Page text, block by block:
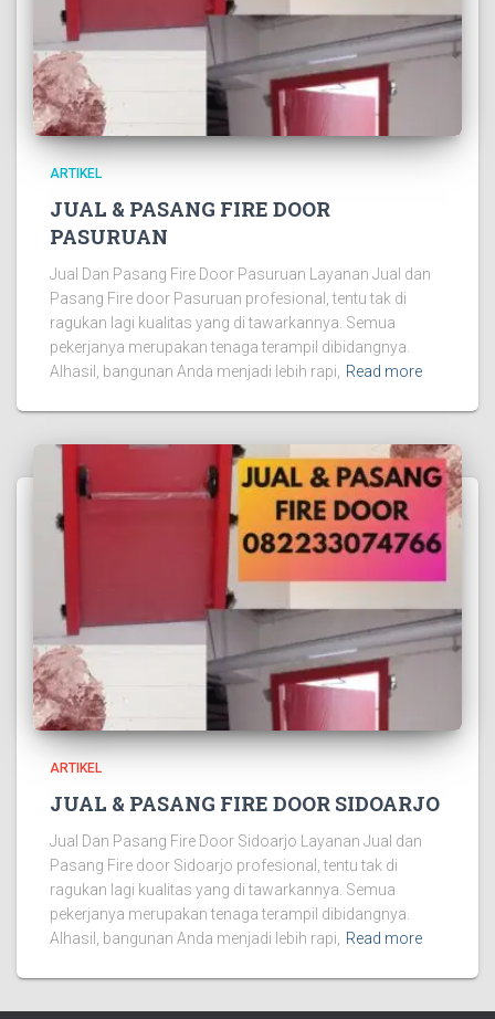
ARTIKEL
JUAL & PASANG FIRE DOOR
PASURUAN
Jual Dan Pasang Fire Door Pasuruan Layanan Jual dan
Pasang Fire door Pasuruan profesional, tentu tak di
ragukan lagi kualitas yang di tawarkannya. Semua
pekerjanya merupakan tenaga terampil dibidangnya.
Alhasil, bangunan Anda menjadi lebih rapi, Read more
ARTIKEL
JUAL & PASANG FIRE DOOR SIDOARJO
Jual Dan Pasang Fire Door Sidoarjo Layanan Jual dan
Pasang Fire door Sidoarjo profesional, tentu tak di
ragukan lagi kualitas yang di tawarkannya. Semua
pekerjanya merupakan tenaga terampil dibidangnya.
Alhasil, bangunan Anda menjadi lebih rapi,
Read more